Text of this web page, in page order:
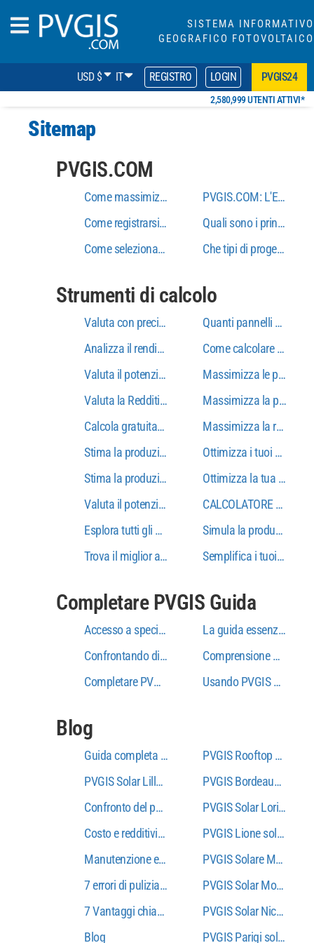
SISTEMA INFORMATIVO
GEOGRAFICO FOTOVOLTAICO
USD $ IT REGISTRO LOGIN PVGIS24
2,580,999 UTENTI ATTIVI*
Sitemap
PVGIS.COM
Come massimizzare l'uso delle simulazioni solari
Come registrarsi per l'accesso gratuito a
Come selezionare il meglio PVGIS24
PVGIS.COM:
Quali sono i principali
Che tipi di progetti
Strumenti di calcolo
Valuta con precisione il rendimento del tuo
Analizza il rendimento del tuo impianto
Valuta il potenziale solare della tua posizione
Valuta la Redditività del tuo Impianto
Calcola gratuitamente la produzione dei tuoi
Stima la produzione solare della tua casa con
Stima la produzione solare online con precisione
Valuta il potenziale solare del tuo sito con
Esplora tutti gli aspetti del tuo progetto con il
Trova il miglior angolo per i tuoi pannelli solari
Quanti pannelli solari
Come calcolare la
Massimizza le
Massimizza la
Massimizza la
Ottimizza i tuoi progetti
Ottimizza la tua
CALCOLATORE
Simula la produzione
Semplifica i tuoi
Completare PVGIS Guida
Accesso a specifico PVGIS Dati: il tesoro
Confrontando diverse configurazioni
Completare PVGIS Guida
La guida essenziale
Comprensione PVGIS:
Usando PVGIS Per
Blog
Guida completa all'installazione del sistema
PVGIS Solar Lille: calcolatore solare nel nord
Confronto del pannello solare 3KW: Guida
Costo e redditività del panel solare 3kW: analisi
Manutenzione e durata del pannello solare 3kW:
7 errori di pulizia del pannello solare critico che
7 Vantaggi chiave dei pannelli solari da 3kW per
Blog
PVGIS Rooftop
PVGIS Bordeaux
PVGIS Solar Lorient:
PVGIS Lione solare:
PVGIS Solare
PVGIS Solar
PVGIS Solar Nice:
PVGIS Parigi solare: